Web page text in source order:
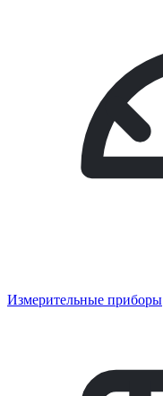
Измерительные приборы